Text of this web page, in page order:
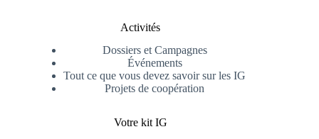
Activités
Dossiers et Campagnes
Événements
Tout ce que vous devez savoir sur les IG
Projets de coopération
Votre kit IG